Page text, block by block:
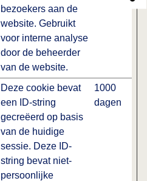
bezoekers aan de
website. Gebruikt
voor interne analyse
door de beheerder
van de website.
Deze cookie bevat
een ID-string
gecreëerd op basis
van de huidige
sessie. Deze ID-
string bevat niet-
persoonlijke
1000
dagen